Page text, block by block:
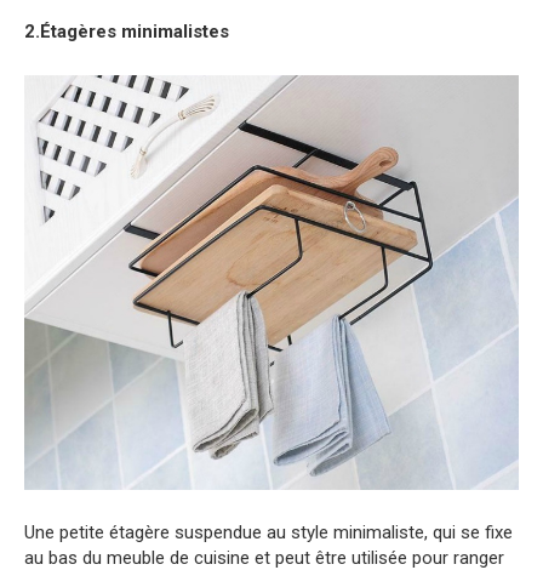
2.Étagères minimalistes
Une petite étagère suspendue au style minimaliste, qui se fixe
au bas du meuble de cuisine et peut être utilisée pour ranger